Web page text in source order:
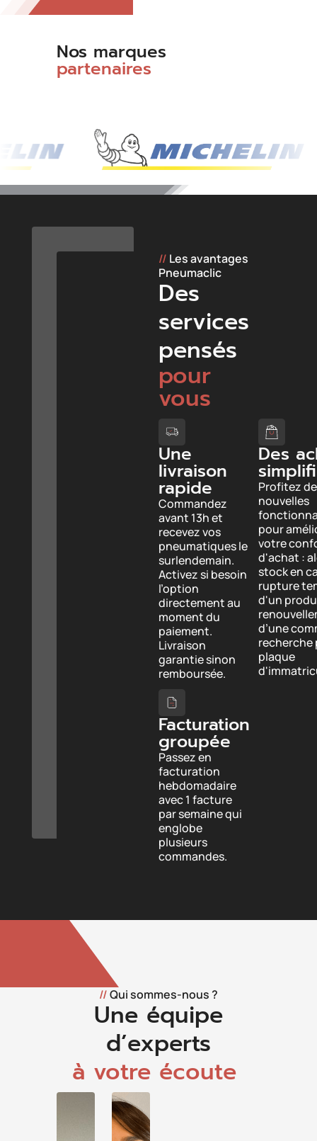
Nos marques
partenaires
// Les avantages
Pneumaclic
Des
services
pensés
pour
vous
Une
livraison
rapide
Commandez
avant 13h et
recevez vos
pneumatiques le
surlendemain.
Activez si besoin
l’option
directement au
moment du
paiement.
Livraison
garantie sinon
remboursée.
Des
Profitez de
nouvelles
pour
votre
d'achat :
stock en
rupture
d'un
d’une
recherche
plaque
Facturation
groupée
Passez en
facturation
hebdomadaire
avec 1 facture
par semaine qui
englobe
plusieurs
commandes.
//Qui sommes-nous ?
Une équipe
d’experts
à votre écoute